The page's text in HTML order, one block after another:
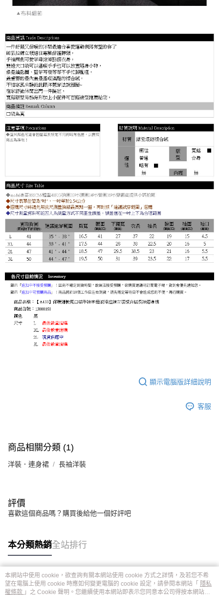
顯示電腦版詳細說明
客服
商品相關分類 (1)
洋裝．連身裙 長袖洋裝
評價
喜歡這個商品嗎？購買後給他一個好評吧
本分類熱銷全站排行
熱門標籤
本網站中使用 cookie，欲查詢有關本網站使用 cookie 方式之詳情，及若您不希
望在電腦上使用 cookie 時應如何變更電腦的 cookie 設定，請參閱本網站「 隱私
權條款 」之 Cookie 聲明。您繼續使用本網站即表示您同意本公司得按本網站使